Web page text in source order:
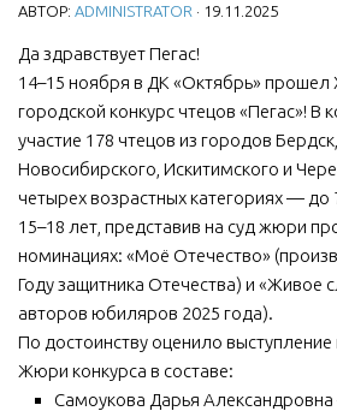
Документы
Учредительные документы
Правовая база
Противодействие коррупции
Отчеты о деятельности
МБУ Дом культуры «Молодость»
МБУ Дом культуры «Октябрь»
МБОУ ДО «Детская школа искусств»
МБОУ ДО «Детская музыкальная
АВТОР: ADMINISTRATOR · 19.11.2025
Да здравствует Пегас!
14–15 ноября в ДК «Октябрь» прошел
городской конкурс чтецов «Пегас»! В
участие 178 чтецов из городов
Новосибирского, Искитимского и
четырех возрастных категориях — до
15–18 лет, представив на суд жюри
номинациях: «Моё Отечество»
Году защитника Отечества) и «Живое
авторов юбиляров 2025 года).
По достоинству оценило выступление
Жюри конкурса в составе:
Самоукова Дарья